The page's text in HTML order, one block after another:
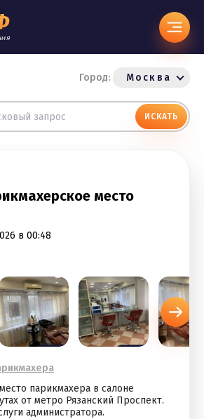
Город: Москва
ИСКАТЬ
место
в 00:48
парикмахера в салоне
от метро Рязанский Проспект.
администратора.